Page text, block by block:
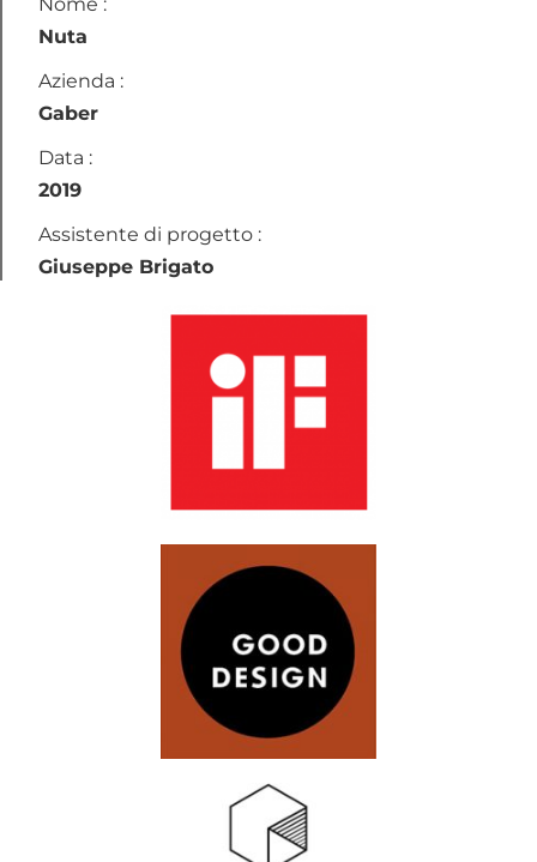
Nome :
Nuta
Azienda :
Gaber
Data :
2019
Assistente di progetto :
Giuseppe Brigato